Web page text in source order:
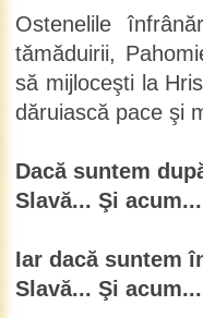
Ostenelile
tămăduirii,
să mijloceşti la
dăruiască pace şi
Dacă suntem
Slavă... Şi
Iar dacă suntem
Slavă... Şi